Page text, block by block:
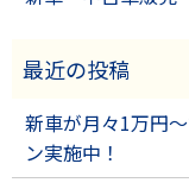
新車が月々1万円
ン実施中！